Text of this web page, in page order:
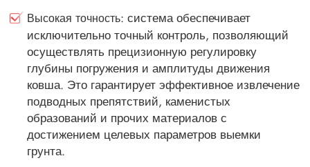
Высокая точность: система обеспечивает
исключительно точный контроль, позволяющий
осуществлять прецизионную регулировку
глубины погружения и амплитуды движения
ковша. Это гарантирует эффективное извлечение
подводных препятствий, каменистых
образований и прочих материалов с
достижением целевых параметров выемки
грунта.